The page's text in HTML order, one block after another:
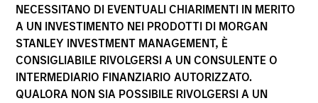
NECESSITANO DI EVENTUALI CHIARIMENTI IN MERITO
A UN INVESTIMENTO NEI PRODOTTI DI MORGAN
STANLEY INVESTMENT MANAGEMENT, È
CONSIGLIABILE RIVOLGERSI A UN CONSULENTE O
INTERMEDIARIO FINANZIARIO AUTORIZZATO.
QUALORA NON SIA POSSIBILE RIVOLGERSI A UN